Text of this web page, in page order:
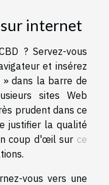
sur internet
? Servez-vous
et insérez
dans la barre de
sites Web
prudent dans ce
justifier la qualité
coup d'œil sur ce
vous vers une